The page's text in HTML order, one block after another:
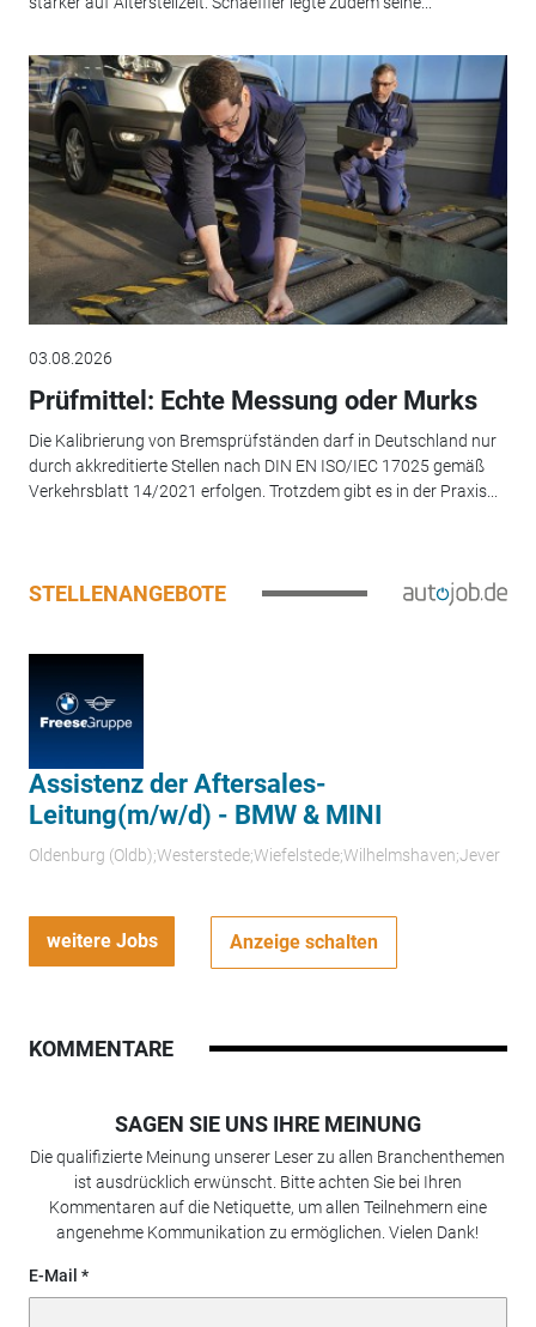
03.08.2026
Prüfmittel: Echte Messung oder Murks
Die Kalibrierung von Bremsprüfständen darf in Deutschland nur
durch akkreditierte Stellen nach DIN EN ISO/IEC 17025 gemäß
Verkehrsblatt 14/2021 erfolgen. Trotzdem gibt es in der Praxis...
STELLENANGEBOTE
Assistenz der Aftersales-
Leitung(m/w/d) - BMW & MINI
Oldenburg (Oldb);Westerstede;Wiefelstede;Wilhelmshaven;Jever
weitere Jobs Anzeige schalten
KOMMENTARE
SAGEN SIE UNS IHRE MEINUNG
Die qualifizierte Meinung unserer Leser zu allen Branchenthemen
ist ausdrücklich erwünscht. Bitte achten Sie bei Ihren
Kommentaren auf die Netiquette, um allen Teilnehmern eine
angenehme Kommunikation zu ermöglichen. Vielen Dank!
E-Mail